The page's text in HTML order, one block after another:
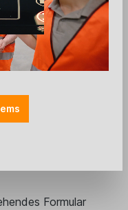
außerhalb der
Abteilung freut
der weiteren
Formular